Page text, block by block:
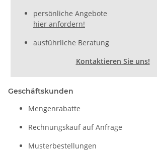
persönliche Angebote
hier anfordern!
ausführliche Beratung
Kontaktieren Sie uns!
Geschäftskunden
Mengenrabatte
Rechnungskauf auf Anfrage
Musterbestellungen